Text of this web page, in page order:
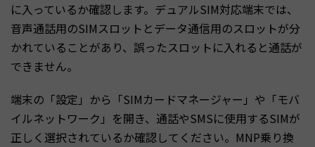
に入っているか確認します。デュアルSIM対応端末では、
音声通話用のSIMスロットとデータ通信用のスロットが分
かれていることがあり、誤ったスロットに入れると通話が
できません。
端末の「設定」から「SIMカードマネージャー」や「モバ
イルネットワーク」を開き、通話やSMSに使用するSIMが
正しく選択されているか確認してください。MNP乗り換